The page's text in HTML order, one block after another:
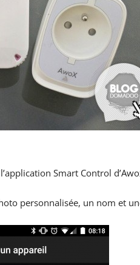
Smart Control
personnalisée, un nom et